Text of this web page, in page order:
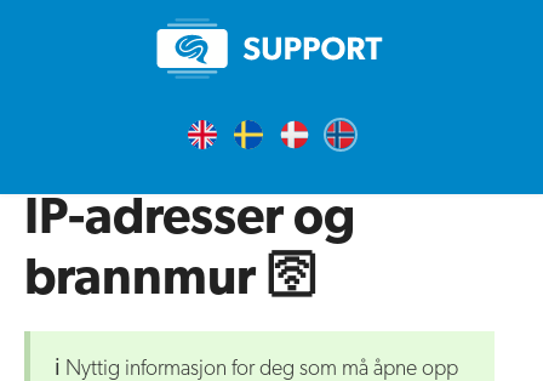
IP-adresser og
brannmur 🛜
ℹ️ Nyttig informasjon for deg som må åpne opp